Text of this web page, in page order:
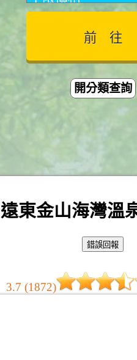
開分類查詢
遠東金山海灣溫
3.7 (1872)